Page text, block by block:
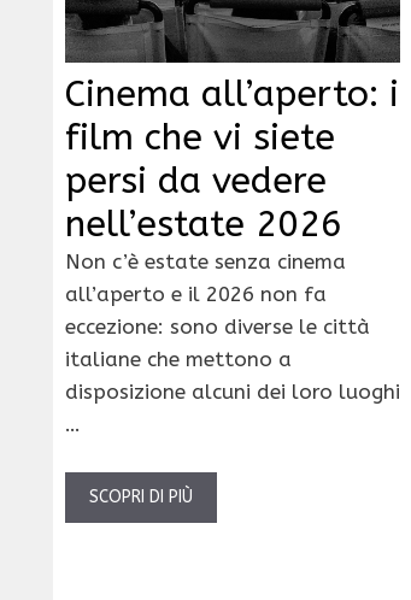
Cinema all’aperto: i
film che vi siete
persi da vedere
nell’estate 2026
Non c’è estate senza cinema
all’aperto e il 2026 non fa
eccezione: sono diverse le città
italiane che mettono a
disposizione alcuni dei loro luoghi
…
SCOPRI DI PIÙ